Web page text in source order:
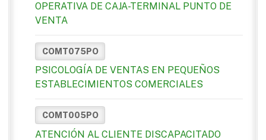
OPERATIVA DE CAJA-TERMINAL PUNTO DE
VENTA
COMT075PO
PSICOLOGÍA DE VENTAS EN PEQUEÑOS
ESTABLECIMIENTOS COMERCIALES
COMT005PO
ATENCIÓN AL CLIENTE DISCAPACITADO